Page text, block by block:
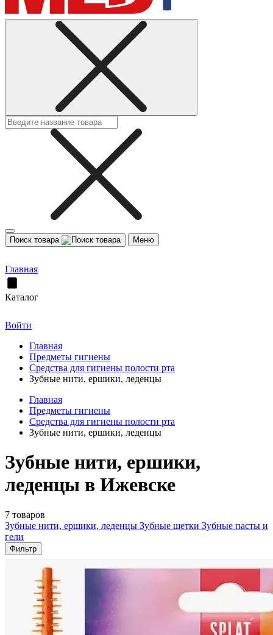
Поиск товара Меню
Главная
Каталог
Войти
Главная
Предметы гигиены
Средства для гигиены полости рта
Зубные нити, ершики, леденцы
Главная
Предметы гигиены
Средства для гигиены полости рта
Зубные нити, ершики, леденцы
Зубные нити, ершики,
леденцы в Ижевске
7 товаров
Зубные нити, ершики, леденцы Зубные щетки Зубные пасты и
гели
Фильтр